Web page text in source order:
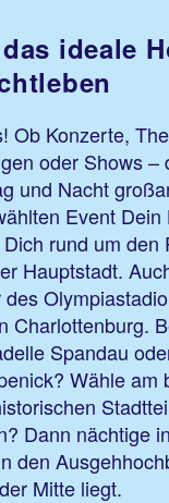
ideale
Ob Konzerte,
oder Shows –
und Nacht
Event Dein
rund um den
Hauptstadt.
Charlottenburg.
Spandau
Wähle am
Dann nächtige
den
Mitte liegt.